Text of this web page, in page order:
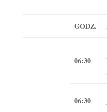
GODZ.
06:30
06:30